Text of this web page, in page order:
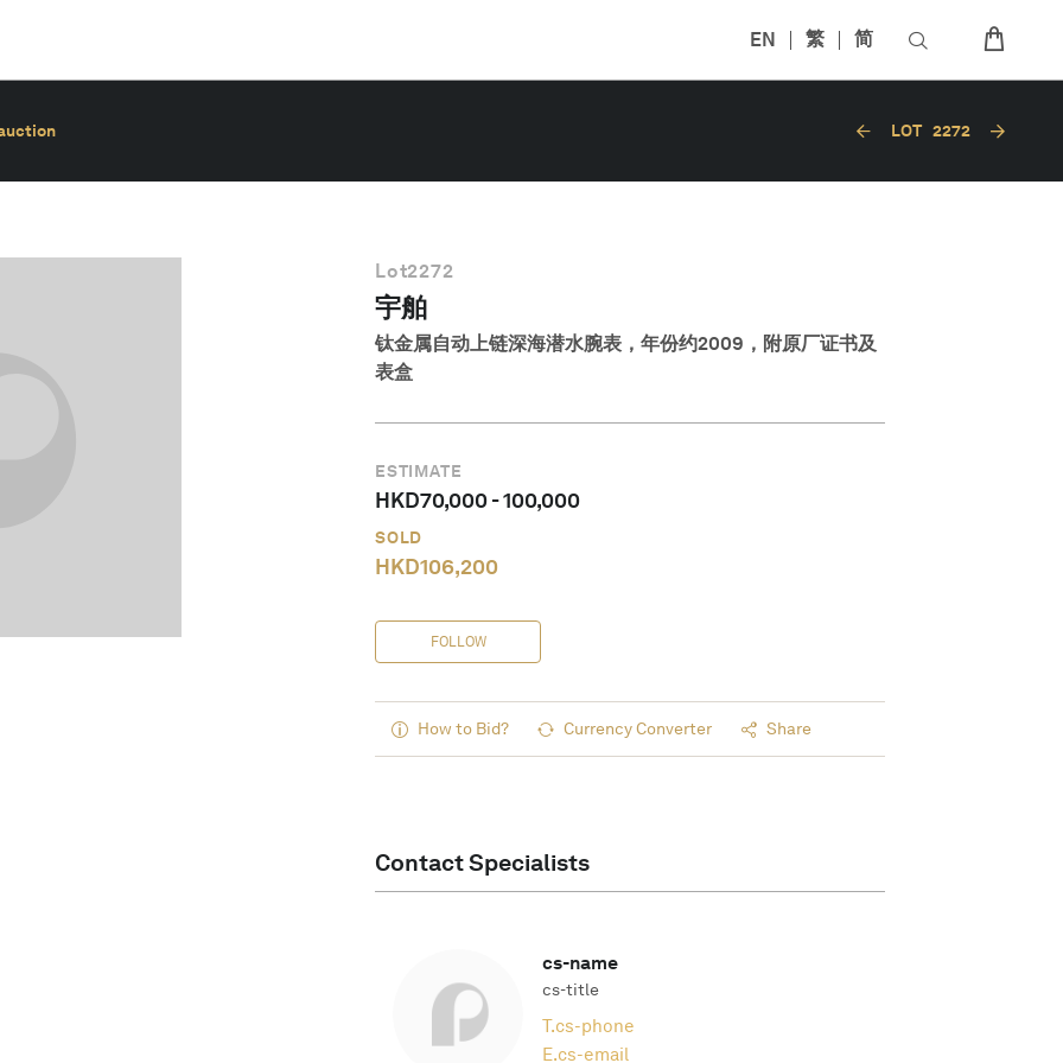
EN 繁 简
LOT 2272
Lot2272
宇舶
钛金属自动上链深海潜水腕表，年份约2009，附原厂证书及
表盒
ESTIMATE
HKD70,000-100,000
SOLD
HKD106,200
FOLLOW
How to Bid? Currency Converter Share
Contact Specialists
cs-name
cs-title
T.cs-phone
E.cs-email